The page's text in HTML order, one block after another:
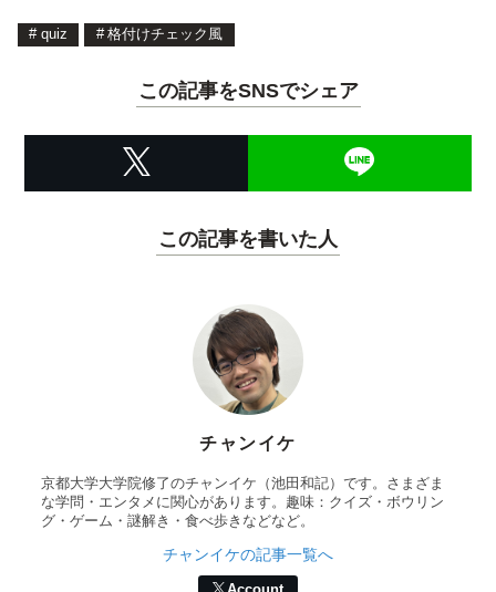
# quiz # 格付けチェック風
この記事をSNSでシェア
この記事を書いた人
チャンイケ
京都大学大学院修了のチャンイケ（池田和記）です。さまざま
な学問・エンタメに関心があります。趣味：クイズ・ボウリン
グ・ゲーム・謎解き・食べ歩きなどなど。
チャンイケの記事一覧へ